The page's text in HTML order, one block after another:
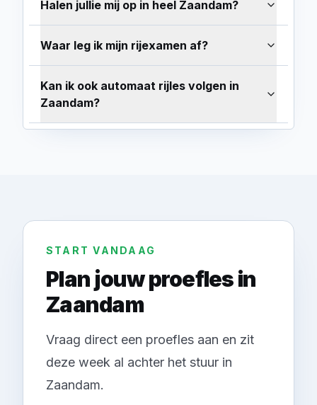
Halen jullie mij op in heel Zaandam?
Waar leg ik mijn rijexamen af?
Kan ik ook automaat rijles volgen in
Zaandam?
START VANDAAG
Plan jouw proefles in
Zaandam
Vraag direct een proefles aan en zit
deze week al achter het stuur in
Zaandam.